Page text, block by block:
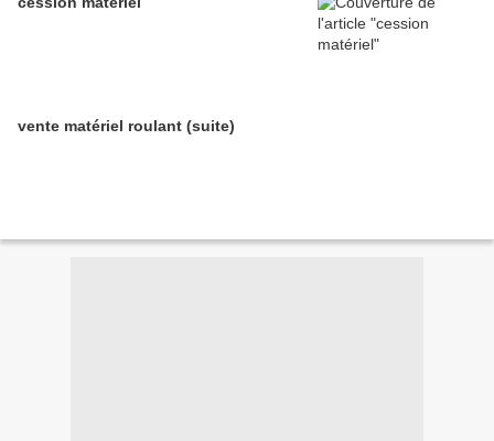
vente matériel roulant (suite)